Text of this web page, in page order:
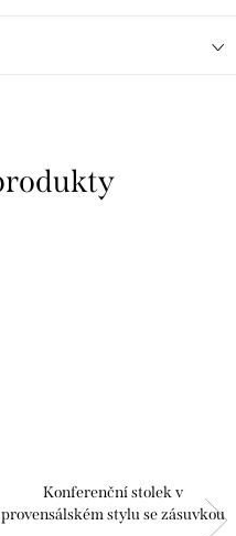
Konferenční stolek v
provensálském stylu se zásuvkou